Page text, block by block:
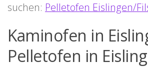
suchen: Pelletofen Eislingen/
Kaminofen in
Pelletofen in